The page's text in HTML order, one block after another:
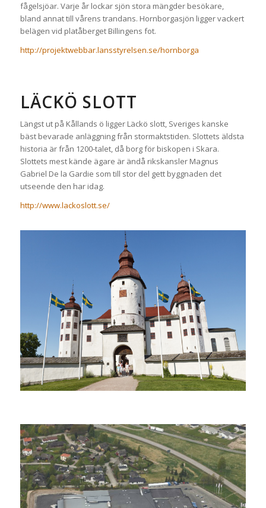
fågelsjöar. Varje år lockar sjön stora mängder besökare,
bland annat till vårens trandans. Hornborgasjön ligger vackert
belägen vid platåberget Billingens fot.
http://projektwebbar.lansstyrelsen.se/hornborga
LÄCKÖ SLOTT
Längst ut på Kållands ö ligger Läckö slott, Sveriges kanske
bäst bevarade anläggning från stormaktstiden. Slottets äldsta
historia är från 1200-talet, då borg för biskopen i Skara.
Slottets mest kände ägare är ändå rikskansler Magnus
Gabriel De la Gardie som till stor del gett byggnaden det
utseende den har idag.
http://www.lackoslott.se/